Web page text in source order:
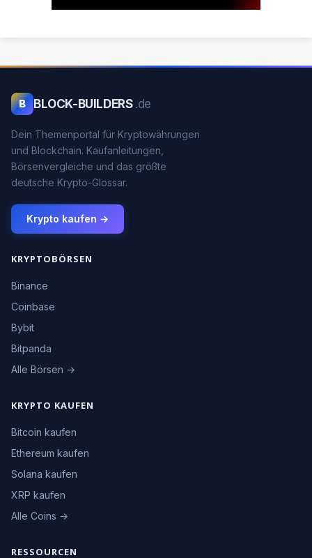
B BLOCK-BUILDERS .de
Dein Themenportal für Kryptowährungen
und Blockchain. Kaufanleitungen,
Börsenvergleiche und das größte
deutsche Krypto-Glossar.
Krypto kaufen →
KRYPTOBÖRSEN
Binance
Coinbase
Bybit
Bitpanda
Alle Börsen →
KRYPTO KAUFEN
Bitcoin kaufen
Ethereum kaufen
Solana kaufen
XRP kaufen
Alle Coins →
RESSOURCEN